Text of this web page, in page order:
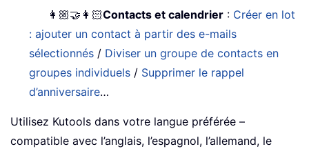
👩🏼‍🤝‍👩🏻Contacts et calendrier : Créer en lot
: ajouter un contact à partir des e-mails
sélectionnés / Diviser un groupe de contacts en
groupes individuels / Supprimer le rappel
d’anniversaire…
Utilisez Kutools dans votre langue préférée –
compatible avec l’anglais, l’espagnol, l’allemand, le